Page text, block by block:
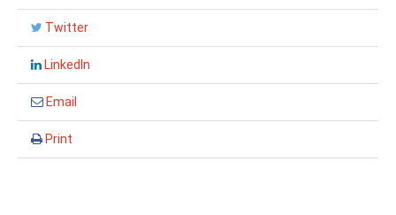
Twitter
LinkedIn
Email
Print